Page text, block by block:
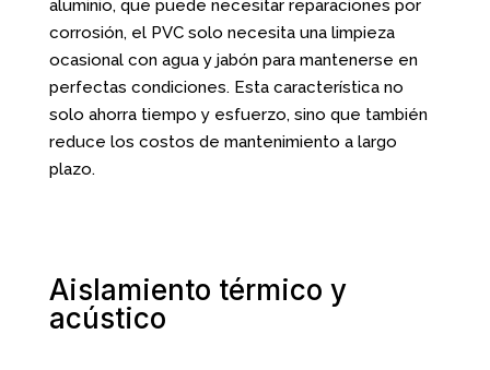
aluminio, que puede necesitar reparaciones por
corrosión, el PVC solo necesita una limpieza
ocasional con agua y jabón para mantenerse en
perfectas condiciones. Esta característica no
solo ahorra tiempo y esfuerzo, sino que también
reduce los costos de mantenimiento a largo
plazo.
Aislamiento térmico y
acústico